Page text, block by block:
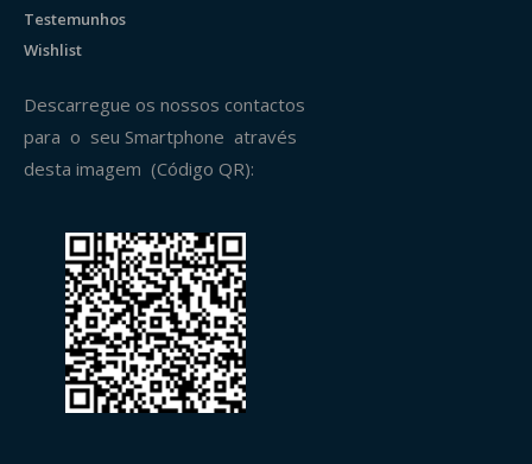
Testemunhos
Wishlist
Descarregue os nossos contactos
para o seu Smartphone através
desta imagem (Código QR):